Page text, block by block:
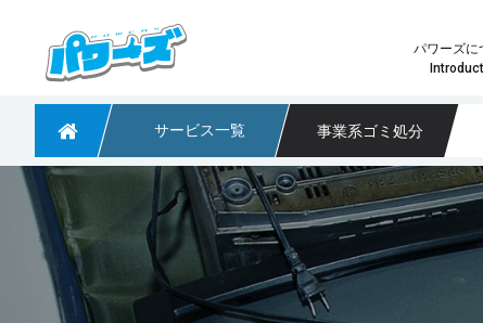
パワーズに
粗大ごみや不用品回収なら大阪のパワーズ
サービス一覧 事業系ゴミ処分